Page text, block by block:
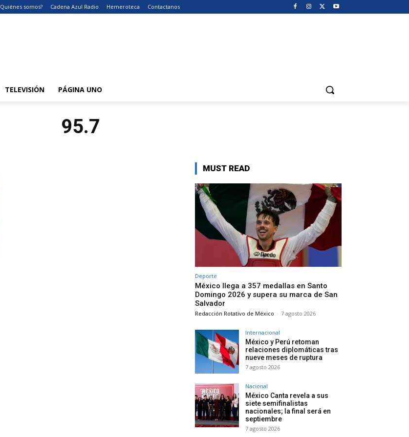
Quiénes somos? Cadena Azul Radio Hemeroteca Contactanos
TELEVISIÓN PÁGINA UNO
95.7
MUST READ
Deporte
México llega a 357 medallas en Santo
Domingo 2026 y supera su marca de San
Salvador
Redacción Rotativo de México - 7 agosto 2026
Internacional
México y Perú retoman
relaciones diplomáticas tras
nueve meses de ruptura
7 agosto 2026
Nacional
México Canta revela a sus
siete semifinalistas
nacionales; la final será en
septiembre
7 agosto 2026